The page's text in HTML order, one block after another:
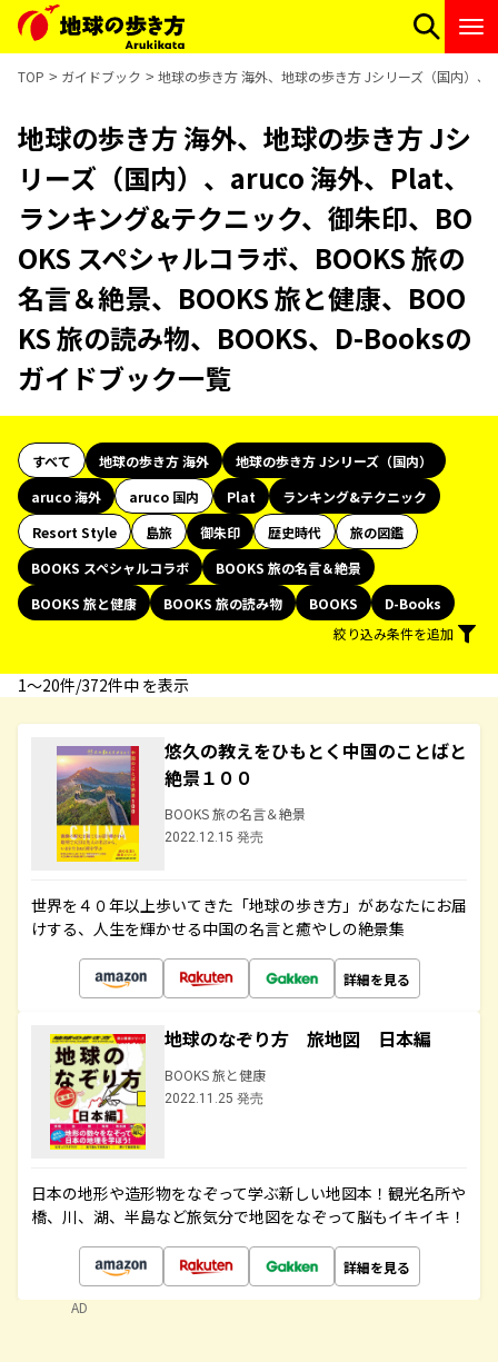
TOP ガイドブック 地球の歩き方 海外、地球の歩き方 Jシリーズ（国内）
地球の歩き方 海外、地球の歩き方 Jシ
リーズ（国内）、aruco 海外、Plat、
ランキング&テクニック、御朱印、BO
OKS スペシャルコラボ、BOOKS 旅の
名言＆絶景、BOOKS 旅と健康、BOO
KS 旅の読み物、BOOKS、D-Booksの
ガイドブック一覧
すべて 地球の歩き方 海外
地球の歩き方 Jシリーズ（国内）
aruco 海外
aruco 国内 Plat
ランキング&テクニック
Resort Style
島旅 御朱印 歴史時代
旅の図鑑
BOOKS スペシャルコラボ
BOOKS 旅の名言＆絶景
BOOKS 旅と健康
BOOKS 旅の読み物 BOOKS
D-Books
絞り込み条件を追加
1〜20件/372件中 を表示
悠久の教えをひもとく中国のことばと
絶景１００
BOOKS 旅の名言＆絶景
2022.12.15 発売
世界を４０年以上歩いてきた「地球の歩き方」があなたにお届
けする、人生を輝かせる中国の名言と癒やしの絶景集
詳細を見る
地球のなぞり方 旅地図 日本編
BOOKS 旅と健康
2022.11.25 発売
日本の地形や造形物をなぞって学ぶ新しい地図本！観光名所や
橋、川、湖、半島など旅気分で地図をなぞって脳もイキイキ！
詳細を見る
AD